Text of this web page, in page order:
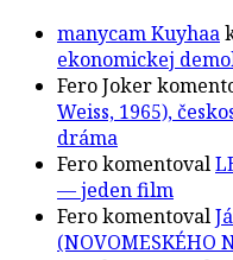
manycam Kuyhaa
ekonomickej
Fero Joker
Weiss, 1965),
dráma
Ferokomentoval
— jeden film
Ferokomentoval
(NOVOMESKÉHO